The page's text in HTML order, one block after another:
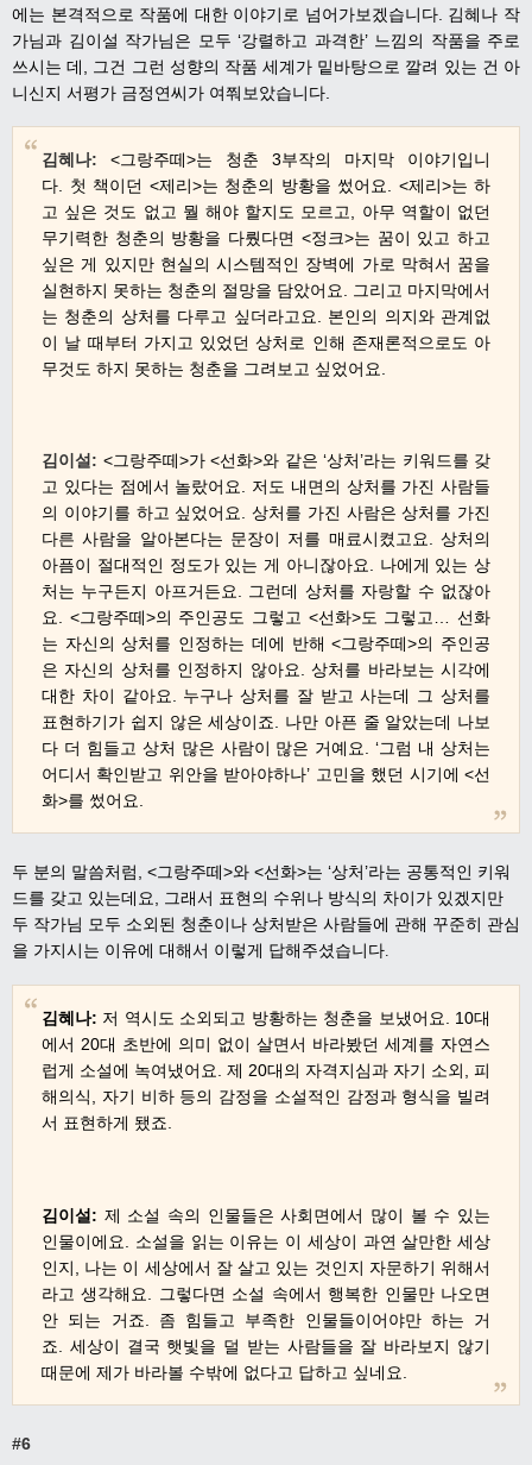
에는 본격적으로 작품에 대한 이야기로 넘어가보겠습니다. 김혜나 작
가님과 김이설 작가님은 모두 ‘강렬하고 과격한’ 느낌의 작품을 주로
쓰시는 데, 그건 그런 성향의 작품 세계가 밑바탕으로 깔려 있는 건 아
니신지 서평가 금정연씨가 여쭤보았습니다.
김혜나: <그랑주떼>는 청춘 3부작의 마지막 이야기입니
다
첫 책이던 <제리>는 청춘의 방황을 썼어요 . <제리>는 하
고 싶은 것도 없고 뭘 해야 할지도 모르고
아무 역할이 없던
무기력한 청춘의 방황을 다뤘다면 <정크>는 꿈이 있고 하고
싶은 게 있지만 현실의 시스템적인 장벽에 가로 막혀서 꿈을
실현하지 못하는 청춘의 절망을 담았어요
그리고 마지막에서
는 청춘의 상처를 다루고 싶더라고요
본인의 의지와 관계없
이 날 때부터 가지고 있었던 상처로 인해 존재론적으로도 아
무것도 하지 못하는 청춘을 그려보고 싶었어요
김이설: <그랑주떼>가 <선화>와 같은 ‘상처’라는 키워드를 갖
고 있다는 점에서 놀랐어요. 저도 내면의 상처를 가진 사람들
의 이야기를 하고 싶었어요. 상처를 가진 사람은 상처를 가진
다른 사람을 알아본다는 문장이 저를 매료시켰고요.상처의
아픔이 절대적인 정도가 있는 게 아니잖아요. 나에게 있는 상
처는 누구든지 아프거든요. 그런데 상처를 자랑할 수 없잖아
요. <그랑주떼>의 주인공도 그렇고 <선화>도 그렇고…선화
는 자신의 상처를 인정하는 데에 반해 <그랑주떼>의 주인공
은 자신의 상처를 인정하지 않아요.상처를 바라보는 시각에
대한 차이 같아요. 누구나 상처를 잘 받고 사는데 그 상처를
표현하기가 쉽지 않은 세상이죠. 나만 아픈 줄 알았는데 나보
다 더 힘들고 상처 많은 사람이 많은 거예요. ‘그럼 내 상처는
어디서 확인받고 위안을 받아야하나’ 고민을 했던 시기에 <선
화>를 썼어요.
두 분의 말씀처럼, <그랑주떼>와 <선화>는 ‘상처’라는 공통적인 키워
드를 갖고 있는데요, 그래서 표현의 수위나 방식의 차이가 있겠지만
두 작가님 모두 소외된 청춘이나 상처받은 사람들에 관해 꾸준히 관심
을 가지시는 이유에 대해서 이렇게 답해주셨습니다.
김혜나: 저 역시도 소외되고 방황하는 청춘을 보냈어요. 10대
에서 20대 초반에 의미 없이 살면서 바라봤던 세계를 자연스
럽게 소설에 녹여냈어요. 제 20대의 자격지심과 자기 소외, 피
해의식, 자기 비하 등의 감정을 소설적인 감정과 형식을 빌려
서 표현하게 됐죠.
김이설 : 제 소설 속의 인물들은 사회면에서 많이 볼 수 있는
인물이에요
소설을 읽는 이유는 이 세상이 과연 살만한 세상
인지
나는 이 세상에서 잘 살고 있는 것인지 자문하기 위해서
라고 생각해요
그렇다면 소설 속에서 행복한 인물만 나오면
안 되는 거죠
좀 힘들고 부족한 인물들이어야만 하는 거
죠
세상이 결국 햇빛을 덜 받는 사람들을 잘 바라보지 않기
때문에 제가 바라볼 수밖에 없다고 답하고 싶네요
#6